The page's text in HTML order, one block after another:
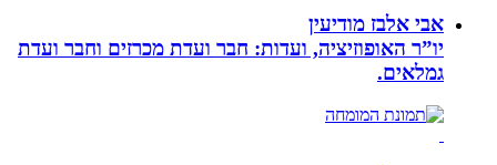
אבי אלבז מודיעין
יו”ר האופוזיציה, ועדות: חבר ועדת מכרזים וחבר ועדת
גמלאים.